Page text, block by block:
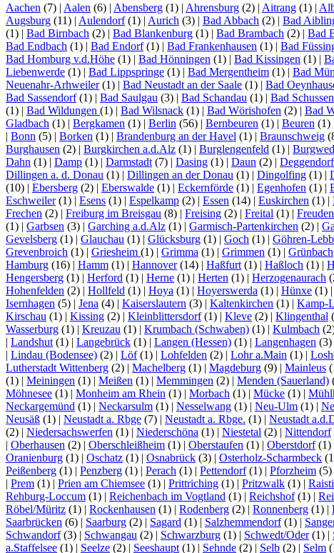
Aachen (7) | Aalen (6) | Abensberg (1) | Ahrensburg (2) | Aitrang (1) |
Augsburg (11) | Aulendorf(1) | Aurich (3) | Bad Abbach (2) | Bad
(1) | Bad Birnbach (2) | Bad Blankenburg (1) | Bad Brambach (2) | Bad
Bad Endbach (1) | Bad Endorf(1) | Bad Frankenhausen (1) | Bad
Bad Homburg v.d.Höhe (1) | Bad Hönningen (1) | Bad Kissingen (1) |
Liebenwerde (1) | Bad Lippspringe (1) | Bad Mergentheim (1) | Bad
Neuenahr-Arhweiler(1) | Bad Neustadt an der Saale (1) | Bad
Bad Sassendorf(1) | Bad Saulgau (3) | Bad Schandau (1) | Bad
(1) | Bad Wildungen (1) | Bad Wilsnack (1) | Bad Wörishofen (2) | Bad
Gladbach (1) | Bergkamen (1) | Berlin (56) | Bernbeuren (1) | Beuren (1)
| Bonn (5) | Borken (1) | Brandenburg an der Havel (1) | Braunschweig
Burghausen (2) | Burgkirchen a.d.Alz (1) | Burglengenfeld (1) |
Dahn (1) | Damp (1) | Darmstadt (7) | Dasing (1) | Daun (2) | Deggendorf
Dillingen a. d. Donau (1) | Dillingen an der Donau (1) | Dingolfing (1) |
(10) | Ebersberg (2) | Eberswalde (1) | Eckernförde (1) | Egenhofen (1) |
Eschweiler(1) | Esens (1) | Espelkamp (2) | Essen (14) | Euskirchen (1) |
Frechen (2) | Freiburg im Breisgau (8) | Freising (2) | Freital (1) |
(1) | Garbsen (3) | Garching a.d.Alz (1) | Garmisch-Partenkirchen (2) |
Gevelsberg (1) | Glauchau (1) | Glücksburg (1) | Goch (1) | Göhren-
Grevenbroich (1) | Griesheim (1) | Grimma (1) | Grimmen (1) | Grünbach
Hamburg (16) | Hamm (1) | Hannover(14) | Haßfurt (1) | Haßloch (1) |
Hengersberg (1) | Herford (1) | Herne (1) | Herten (1) | Herzogenaurach
Hohenfelden (2) | Hollfeld (1) | Hoya (1) | Hoyerswerda (1) | Hünxe (1) |
Isernhagen (5) | Jena (4) | Kaiserslautern (3) | Kaltenkirchen (1) | Kamp-
Kirschau (1) | Kissing (2) | Kleinblittersdorf(1) | Kleve (2) | Klingenthal
Wasserburg (1) | Kreuzau (1) | Krumbach (Schwaben) (1) | Kulmbach
| Landshut (1) | Langebrück (1) | Langen (Hessen) (1) | Langenhagen (3)
| Lindau (Bodensee) (2) | Löf(1) | Lohfelden (2) | Lohr a.Main (1) |
Lutherstadt Wittenberg (2) | Machelberg (1) | Magdeburg (9) | Mainleus
(1) | Meiningen (1) | Meißen (1) | Memmingen (2) | Menden (Sauerland)
Möhnesee (1) | Monheim am Rhein (1) | Morbach (1) | Mücke (1) |
Neckargemünd (1) | Neckarsulm (1) | Nesselwang (1) | Neu-Ulm (1) |
Neusäß (1) | Neustadt a. Rbge (7) | Neustadt a. Rbge. (1) | Neustadt
(2) | Niedersachswerfen (1) | Niederschöna (1) | Niestetal (2) | Nittendorf
| Oberhausen (2) | Oberschleißheim (1) | Oberstaufen (1) | Oberstdorf(1)
Oranienburg (1) | Oschatz (1) | Osnabrück (3) | Osterholz-Scharmbeck
Peißenberg (1) | Penzberg (1) | Perach (1) | Pettendorf(1) | Pforzheim (5)
| Prem (1) | Prien am Chiemsee (1) | Prittriching (1) | Pritzwalk (1) |
Rehburg-Loccum (1) | Reichenbach im Vogtland (1) | Reichshof(1) |
Röbel/Müritz (1) | Rockenhausen (1) | Rodenberg (2) | Ronnenberg (1) |
Saarbrücken (6) | Saarburg (2) | Sagard (1) | Salzhemmendorf(1) |
Schwandorf(3) | Schwangau (2) | Schwarzburg (1) | Schwedt/Oder(1) |
a.Staffelsee (1) | Seelze (2) | Seeshaupt (1) | Sehnde (2) | Selb (2) | Selm